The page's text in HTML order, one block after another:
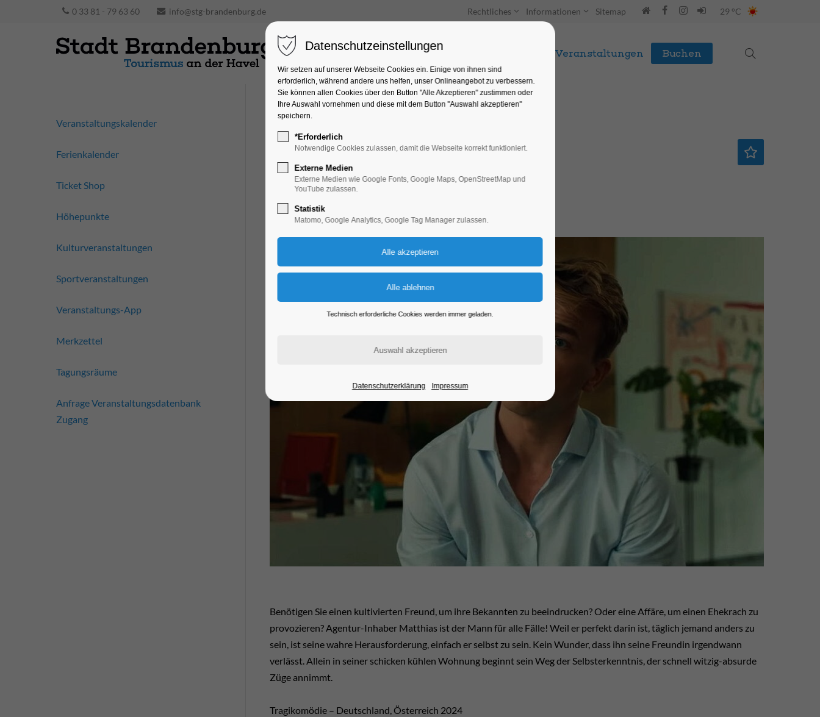
0 33 81 - 79 63 60 info@stg-brandenburg.de Rechtliches Informationen Sitemap 29 °C
Unterkünfte Entdecken & Erleben Veranstaltungen Buchen
Pfau - Bin ich echt?
Kino
16.04.2025, 20:00–22:00
Benötigen Sie einen kultivierten Freund, um ihre Bekannten zu beeindrucken? Oder eine Affäre, um einen Ehekrach zu
provozieren? Agentur-Inhaber Matthias ist der Mann für alle Fälle! Weil er perfekt darin ist, täglich jemand anders zu
sein, ist seine wahre Herausforderung, einfach er selbst zu sein. Kein Wunder, dass ihn seine Freundin irgendwann
verlässt. Allein in seiner schicken kühlen Wohnung beginnt sein Weg der Selbsterkenntnis, der schnell witzig-absurde
Züge annimmt.
Tragikomödie – Deutschland, Österreich 2024
Veranstaltungskalender
Ferienkalender
Ticket Shop
Höhepunkte
Kulturveranstaltungen
Sportveranstaltungen
Veranstaltungs-App
Merkzettel
Tagungsräume
Anfrage Veranstaltungsdatenbank
Zugang
Datenschutzeinstellungen
Wir setzen auf unserer Webseite Cookies ein. Einige von ihnen sind
erforderlich, während andere uns helfen, unser Onlineangebot zu verbessern.
Sie können allen Cookies über den Button "Alle Akzeptieren" zustimmen oder
Ihre Auswahl vornehmen und diese mit dem Button "Auswahl akzeptieren"
speichern.
*Erforderlich
Notwendige Cookies zulassen, damit die Webseite korrekt funktioniert.
Externe Medien
Externe Medien wie Google Fonts, Google Maps, OpenStreetMap und
YouTube zulassen.
Statistik
Matomo, Google Analytics, Google Tag Manager zulassen.
Technisch erforderliche Cookies werden immer geladen.
Datenschutzerklärung Impressum